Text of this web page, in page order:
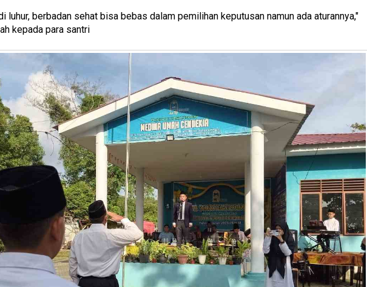
luhur, berbadan sehat bisa bebas dalam pemilihan keputusan namun ada aturannya,"
kepada para santri